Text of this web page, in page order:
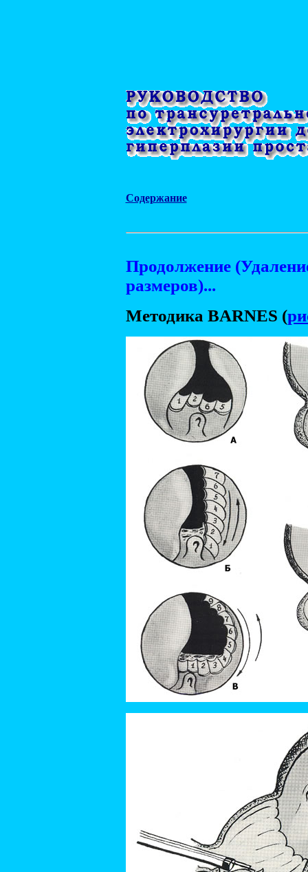
Содержание
Продолжение
размеров)...
Методика BARNES (